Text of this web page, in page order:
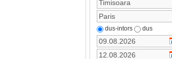
dus-intors dus